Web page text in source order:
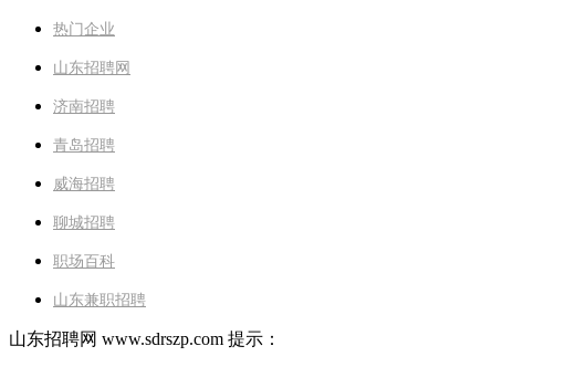
热门企业
山东招聘网
济南招聘
青岛招聘
威海招聘
聊城招聘
职场百科
山东兼职招聘
山东招聘网 www.sdrszp.com 提示：